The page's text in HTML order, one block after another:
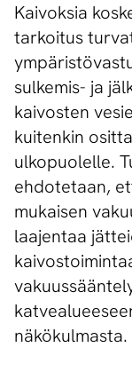
Kaivoksia
tarkoitus
sulkemis- ja
kaivosten
kuitenkin
ulkopuolelle.
ehdotetaan,
mukaisen
laajentaa
näkökulmasta.